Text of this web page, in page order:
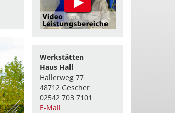
Werkstätten
Haus Hall
Hallerweg 77
48712 Gescher
02542 703 7101
E-Mail